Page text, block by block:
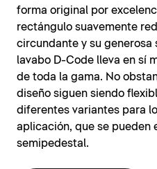
forma original por
rectángulo suavemente
circundante y su generosa
lavabo D-Code lleva en sí
de toda la gama. No
diseño siguen siendo
diferentes variantes para
aplicación, que se pueden
semipedestal.